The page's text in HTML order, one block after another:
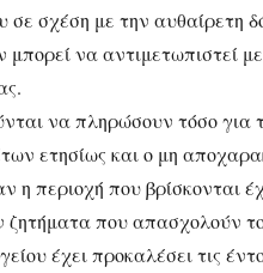
σε σχέση με την αυθαίρετη
να αντιμετωπιστεί
να πληρώσουν τόσο για
ετησίως και ο μη
η περιοχή που βρίσκονται
που απασχολούν
έχει προκαλέσει τις